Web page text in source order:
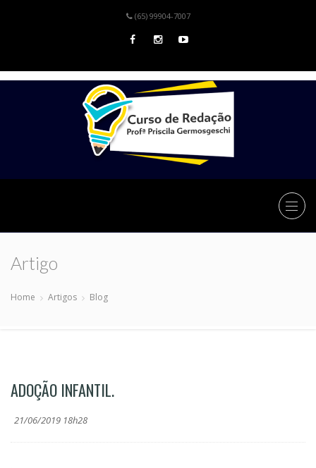
(65) 99904-7007
Artigo
Home Artigos Blog
ADOÇÃO INFANTIL.
21/06/2019 18h28